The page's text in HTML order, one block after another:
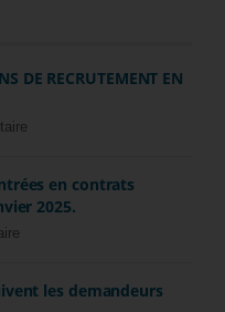
DE RECRUTEMENT EN
en contrats
2025.
les demandeurs